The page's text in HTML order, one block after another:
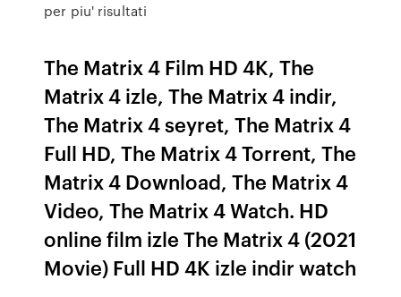
per piu' risultati
The Matrix 4 Film HD 4K, The
Matrix 4 izle, The Matrix 4 indir,
The Matrix 4 seyret, The Matrix 4
Full HD, The Matrix 4 Torrent, The
Matrix 4 Download, The Matrix 4
Video, The Matrix 4 Watch. HD
online film izle The Matrix 4 (2021
Movie) Full HD 4K izle indir watch